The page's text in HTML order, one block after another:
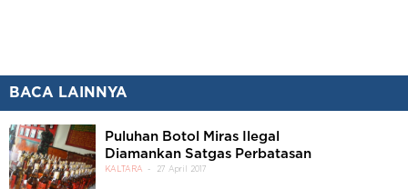
BACA LAINNYA
Puluhan Botol Miras Ilegal
Diamankan Satgas Perbatasan
KALTARA 27 April 2017